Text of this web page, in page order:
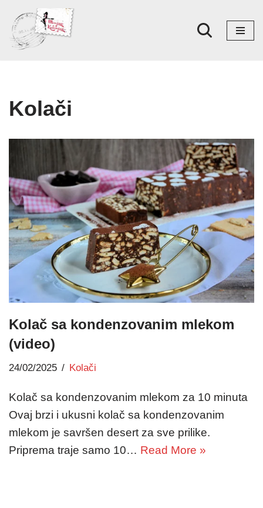
Skoči
na
Kolači
Kolač sa kondenzovanim mlekom
(video)
24/02/2025 Kolači
Kolač sa kondenzovanim mlekom za 10 minuta
Ovaj brzi i ukusni kolač sa kondenzovanim
mlekom je savršen desert za sve prilike.
Priprema traje samo 10… Read More »